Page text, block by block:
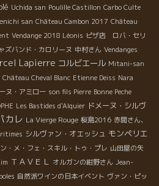
Uchida san Poulille Castillon Carbo Culte
san Château Cambon 2017 Château
Vendange 2018 Léonis ピザ店 ロバ・セリ
ズバンド・カロリーヌ 中村さん Vendanges
Lapierre コルビエール Mitani-san
Château Cheval Blanc Etienne Deiss Nara
ヌ・アミロー son fils Pierre Bonne Peche
Les Bastides d'Alquier ドメーヌ・シルヴ
カレ La Vierge Rouge 桜島2016 赤間さん、
シルヴァン・オエッシュ モンペリエ
・メ・フェ・スキル・トゥ・プレ 山田屋の矢
ＴＡＶＥＬ オルガンの紺野さん Jean-
自然派ワインの日本イベント ヴァン・ピッ